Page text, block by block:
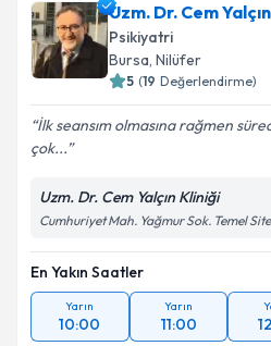
için bir takvim
bilgilendireceğiz.
E-posta Adresiniz
Metni'ni okudum ve
kapsamda işlenmesini
Takvim
Uzm. Dr. Cem Yalçın
Psikiyatri
Bursa, Nilüfer
5 (19 Değerlendirme)
İlk seansım olmasına rağmen
çok...
Uzm. Dr. Cem Yalçın Kliniği
Cumhuriyet Mah. Yağmur Sok. Temel
En Yakın Saatler
Yarın
10:00
Yarın
11:00